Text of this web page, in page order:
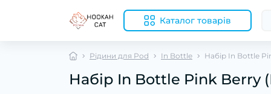
Каталог товарів
Рідини для Pod In Bottle Набір In Bottle
Набір In Bottle Pink